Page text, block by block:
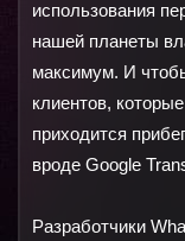
использования
нашей планеты
максимум. И
клиентов,
приходится
вроде Google
Разработчики